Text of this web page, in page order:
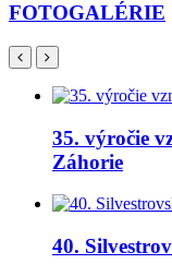
FOTOGALÉRIE
35. výročie
Záhorie
40.